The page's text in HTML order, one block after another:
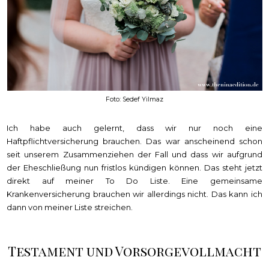
Foto: Sedef Yilmaz
Ich habe auch gelernt, dass wir nur noch eine
Haftpflichtversicherung brauchen. Das war anscheinend schon
seit unserem Zusammenziehen der Fall und dass wir aufgrund
der Eheschließung nun fristlos kündigen können. Das steht jetzt
direkt auf meiner To Do Liste. Eine gemeinsame
Krankenversicherung brauchen wir allerdings nicht. Das kann ich
dann von meiner Liste streichen.
Testament und Vorsorgevollmacht